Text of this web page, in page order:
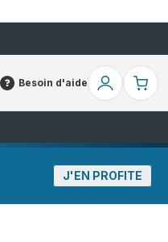
Besoin d'aide
Besoin
Mon
J'EN PROFITE